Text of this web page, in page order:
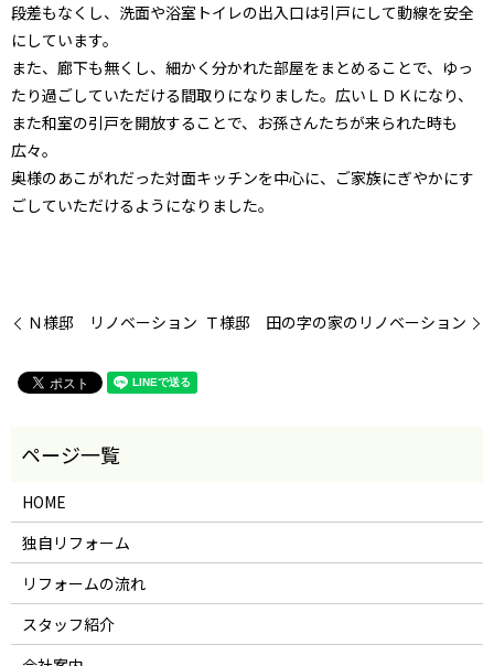
段差もなくし、洗面や浴室トイレの出入口は引戸にして動線を安全
にしています。
また、廊下も無くし、細かく分かれた部屋をまとめることで、ゆっ
たり過ごしていただける間取りになりました。広いＬＤＫになり、
また和室の引戸を開放することで、お孫さんたちが来られた時も
広々。
奥様のあこがれだった対面キッチンを中心に、ご家族にぎやかにす
ごしていただけるようになりました。
Ｎ様邸 リノベーション Ｔ様邸 田の字の家のリノベーション
HOME
独自リフォーム
リフォームの流れ
スタッフ紹介